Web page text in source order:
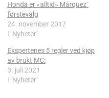
Honda er «alltid» Márquez´
førstevalg
24. november 2017
i "Nyheter"
Ekspertenes 5 regler ved kjøp
av brukt MC:
3. juli 2021
i "Nyheter"